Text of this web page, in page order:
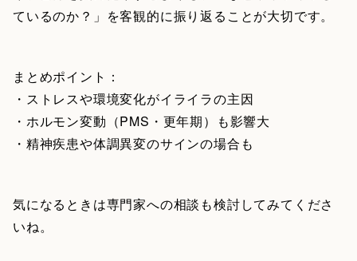
ているのか？」を客観的に振り返ることが大切です。
まとめポイント：
・ストレスや環境変化がイライラの主因
・ホルモン変動（PMS・更年期）も影響大
・精神疾患や体調異変のサインの場合も
気になるときは専門家への相談も検討してみてくださ
いね。